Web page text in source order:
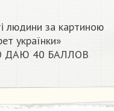
людини за картиною
українки»
40 БАЛЛОВ